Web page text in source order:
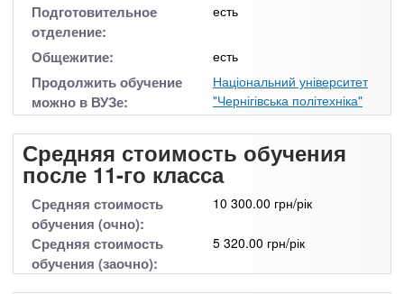
Подготовительное
отделение:
есть
Общежитие: есть
Продолжить обучение
можно в ВУЗе:
Національний університет
"Чернігівська політехніка"
Средняя стоимость обучения
после 11-го класса
Средняя стоимость
обучения (очно):
10 300.00 грн/рік
Средняя стоимость
обучения (заочно):
5 320.00 грн/рік